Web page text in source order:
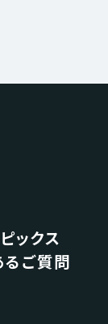
ックス
るご質問